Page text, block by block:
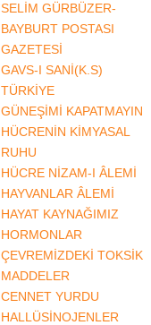
SELİM GÜRBÜZER-
BAYBURT POSTASI
GAZETESİ
GAVS-I SANİ(K.S)
TÜRKİYE
GÜNEŞİMİ KAPATMAYIN
HÜCRENİN KİMYASAL
RUHU
HÜCRE NİZAM-I ÂLEMİ
HAYVANLAR ÂLEMİ
HAYAT KAYNAĞIMIZ
HORMONLAR
ÇEVREMİZDEKİ TOKSİK
MADDELER
CENNET YURDU
HALLÜSİNOJENLER